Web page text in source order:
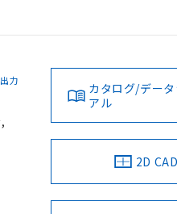
力
カタログ/デー
アル
2D